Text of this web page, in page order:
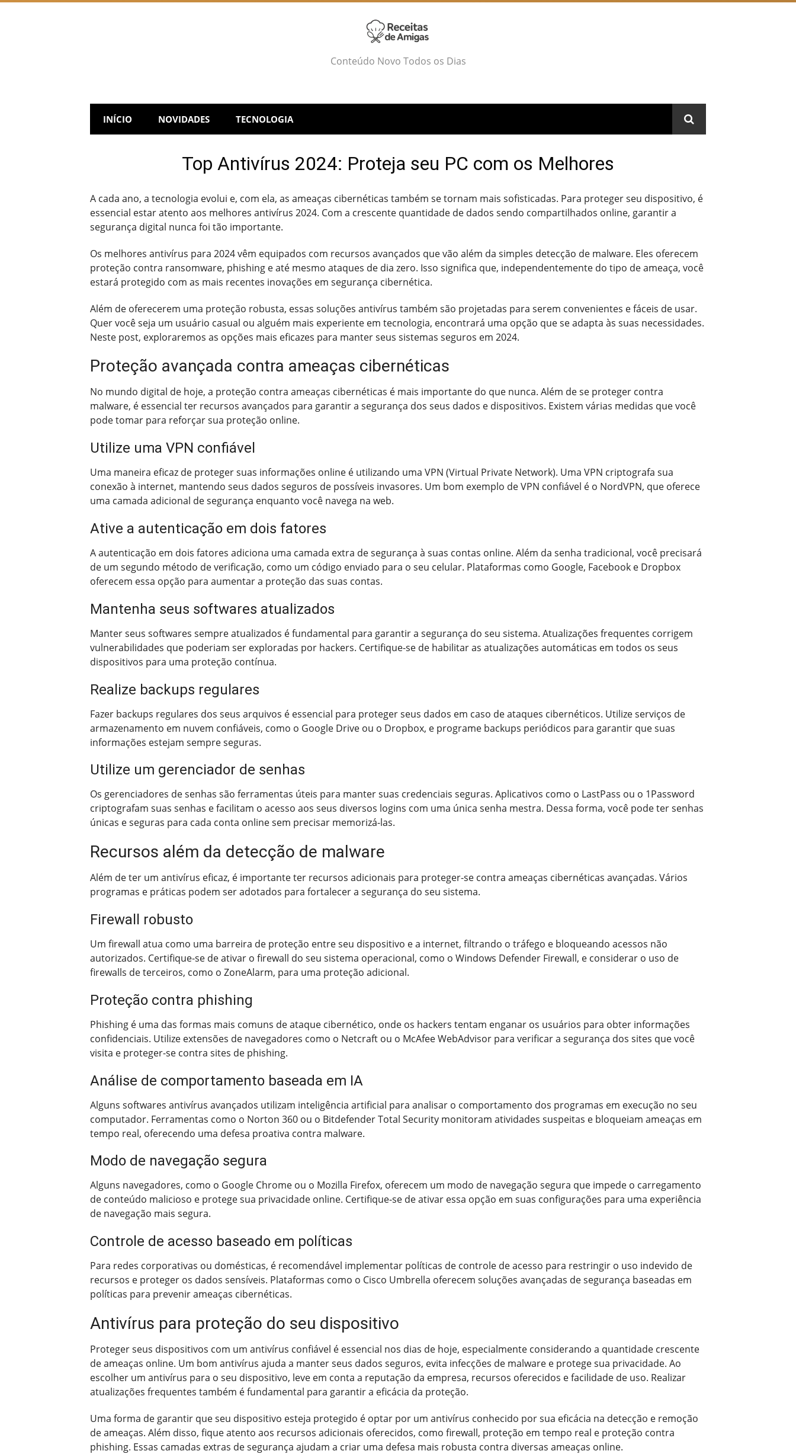
Skip
Conteúdo Novo Todos os Dias
INÍCIO NOVIDADES TECNOLOGIA
Top Antivírus 2024: Proteja seu PC com os Melhores
A cada ano, a tecnologia evolui e, com ela, as ameaças cibernéticas também se tornam mais sofisticadas. Para proteger seu dispositivo, é
essencial estar atento aos melhores antivírus 2024. Com a crescente quantidade de dados sendo compartilhados online, garantir a
segurança digital nunca foi tão importante.
Os melhores antivírus para 2024 vêm equipados com recursos avançados que vão além da simples detecção de malware. Eles oferecem
proteção contra ransomware, phishing e até mesmo ataques de dia zero. Isso significa que, independentemente do tipo de ameaça, você
estará protegido com as mais recentes inovações em segurança cibernética.
Além de oferecerem uma proteção robusta, essas soluções antivírus também são projetadas para serem convenientes e fáceis de usar.
Quer você seja um usuário casual ou alguém mais experiente em tecnologia, encontrará uma opção que se adapta às suas necessidades.
Neste post, exploraremos as opções mais eficazes para manter seus sistemas seguros em 2024.
Proteção avançada contra ameaças cibernéticas
No mundo digital de hoje, a proteção contra ameaças cibernéticas é mais importante do que nunca. Além de se proteger contra
malware, é essencial ter recursos avançados para garantir a segurança dos seus dados e dispositivos. Existem várias medidas que você
pode tomar para reforçar sua proteção online.
Utilize uma VPN confiável
Uma maneira eficaz de proteger suas informações online é utilizando uma VPN (Virtual Private Network). Uma VPN criptografa sua
conexão à internet, mantendo seus dados seguros de possíveis invasores. Um bom exemplo de VPN confiável é o NordVPN, que oferece
uma camada adicional de segurança enquanto você navega na web.
Ative a autenticação em dois fatores
A autenticação em dois fatores adiciona uma camada extra de segurança à suas contas online. Além da senha tradicional, você precisará
de um segundo método de verificação, como um código enviado para o seu celular. Plataformas como Google, Facebook e Dropbox
oferecem essa opção para aumentar a proteção das suas contas.
Mantenha seus softwares atualizados
Manter seus softwares sempre atualizados é fundamental para garantir a segurança do seu sistema. Atualizações frequentes corrigem
vulnerabilidades que poderiam ser exploradas por hackers. Certifique-se de habilitar as atualizações automáticas em todos os seus
dispositivos para uma proteção contínua.
Realize backups regulares
Fazer backups regulares dos seus arquivos é essencial para proteger seus dados em caso de ataques cibernéticos. Utilize serviços de
armazenamento em nuvem confiáveis, como o Google Drive ou o Dropbox, e programe backups periódicos para garantir que suas
informações estejam sempre seguras.
Utilize um gerenciador de senhas
Os gerenciadores de senhas são ferramentas úteis para manter suas credenciais seguras. Aplicativos como o LastPass ou o 1Password
criptografam suas senhas e facilitam o acesso aos seus diversos logins com uma única senha mestra. Dessa forma, você pode ter senhas
únicas e seguras para cada conta online sem precisar memorizá-las.
Recursos além da detecção de malware
Além de ter um antivírus eficaz, é importante ter recursos adicionais para proteger-se contra ameaças cibernéticas avançadas. Vários
programas e práticas podem ser adotados para fortalecer a segurança do seu sistema.
Firewall robusto
Um firewall atua como uma barreira de proteção entre seu dispositivo e a internet, filtrando o tráfego e bloqueando acessos não
autorizados. Certifique-se de ativar o firewall do seu sistema operacional, como o Windows Defender Firewall, e considerar o uso de
firewalls de terceiros, como o ZoneAlarm, para uma proteção adicional.
Proteção contra phishing
Phishing é uma das formas mais comuns de ataque cibernético, onde os hackers tentam enganar os usuários para obter informações
confidenciais. Utilize extensões de navegadores como o Netcraft ou o McAfee WebAdvisor para verificar a segurança dos sites que você
visita e proteger-se contra sites de phishing.
Análise de comportamento baseada em IA
Alguns softwares antivírus avançados utilizam inteligência artificial para analisar o comportamento dos programas em execução no seu
computador. Ferramentas como o Norton 360 ou o Bitdefender Total Security monitoram atividades suspeitas e bloqueiam ameaças em
tempo real, oferecendo uma defesa proativa contra malware.
Modo de navegação segura
Alguns navegadores, como o Google Chrome ou o Mozilla Firefox, oferecem um modo de navegação segura que impede o carregamento
de conteúdo malicioso e protege sua privacidade online. Certifique-se de ativar essa opção em suas configurações para uma experiência
de navegação mais segura.
Controle de acesso baseado em políticas
Para redes corporativas ou domésticas, é recomendável implementar políticas de controle de acesso para restringir o uso indevido de
recursos e proteger os dados sensíveis. Plataformas como o Cisco Umbrella oferecem soluções avançadas de segurança baseadas em
políticas para prevenir ameaças cibernéticas.
Antivírus para proteção do seu dispositivo
Proteger seus dispositivos com um antivírus confiável é essencial nos dias de hoje, especialmente considerando a quantidade crescente
de ameaças online. Um bom antivírus ajuda a manter seus dados seguros, evita infecções de malware e protege sua privacidade. Ao
escolher um antivírus para o seu dispositivo, leve em conta a reputação da empresa, recursos oferecidos e facilidade de uso. Realizar
atualizações frequentes também é fundamental para garantir a eficácia da proteção.
Uma forma de garantir que seu dispositivo esteja protegido é optar por um antivírus conhecido por sua eficácia na detecção e remoção
de ameaças. Além disso, fique atento aos recursos adicionais oferecidos, como firewall, proteção em tempo real e proteção contra
phishing. Essas camadas extras de segurança ajudam a criar uma defesa mais robusta contra diversas ameaças online.